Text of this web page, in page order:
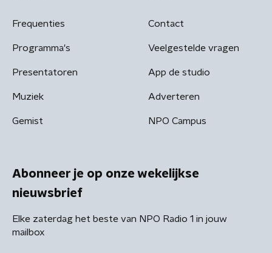
Frequenties
Programma's
Presentatoren
Muziek
Gemist
Contact
Veelgestelde vragen
App de studio
Adverteren
NPO Campus
Abonneer je op onze wekelijkse
nieuwsbrief
Elke zaterdag het beste van NPO Radio 1 in jouw
mailbox